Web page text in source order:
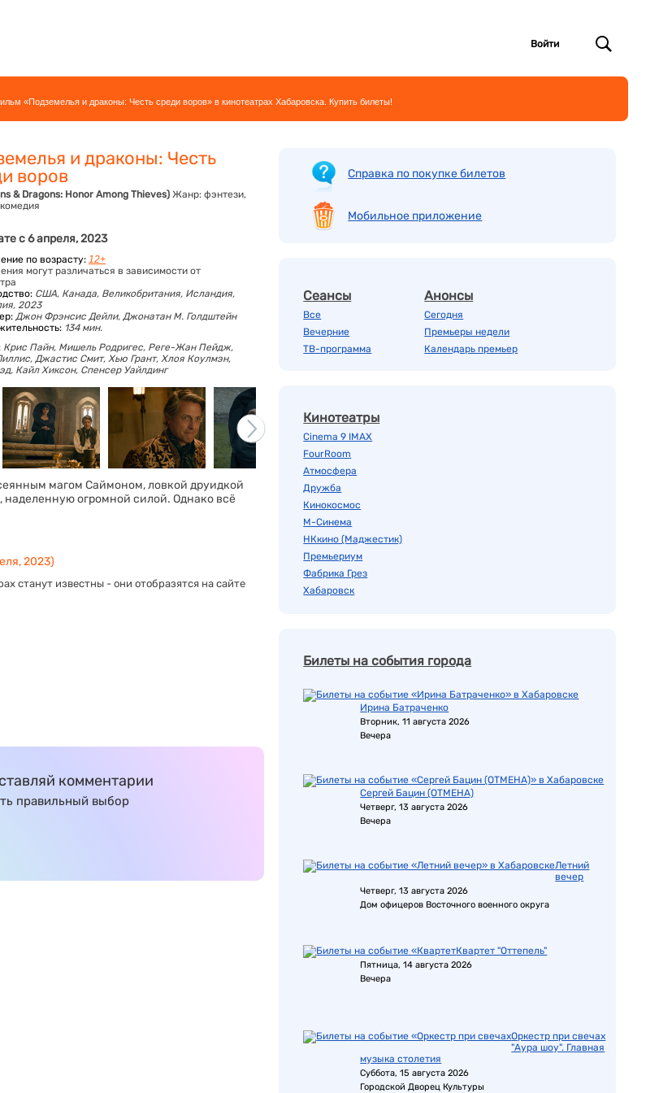
Войти
«Подземелья и драконы: Честь среди воров» в кинотеатрах Хабаровска. Купить билеты!
и драконы: Честь
воров
& Dragons: Honor Among Thieves) Жанр: фэнтези,
с 6 апреля, 2023
по возрасту: 12+
могут различаться в зависимости от
США, Канада, Великобритания, Исландия,
2023
Джон Фрэнсис Дейли, Джонатан М. Голдштейн
134 мин.
Крис Пайн, Мишель Родригес, Реге-Жан Пейдж,
Джастис Смит, Хью Грант, Хлоя Коулмэн,
Кайл Хиксон, Спенсер Уайлдинг
магом Саймоном, ловкой друидкой
огромной силой. Однако всё
2023)
станут известны - они отобразятся на сайте
комментарии
правильный выбор
Справка по покупке билетов
Мобильное приложение
Сеансы
Все
Вечерние
ТВ-программа
Анонсы
Сегодня
Премьеры недели
Календарь премьер
Кинотеатры
Cinema 9 IMAX
FourRoom
Атмосфера
Дружба
Кинокосмос
М-Синема
НКкино (Маджестик)
Премьериум
Фабрика Грез
Хабаровск
Билеты на события города
Ирина Батраченко
Вторник, 11 августа 2026
Вечера
Сергей Бацин (ОТМЕНА)
Четверг, 13 августа 2026
Вечера
Летний
вечер
Четверг, 13 августа 2026
Дом офицеров Восточного военного округа
Квартет "Оттепель"
Пятница, 14 августа 2026
Вечера
Оркестр при свечах
"Аура шоу". Главная
музыка столетия
Суббота, 15 августа 2026
Городской Дворец Культуры